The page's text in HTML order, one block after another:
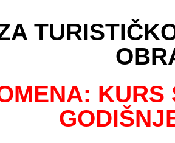
KURS